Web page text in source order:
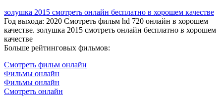
золушка 2015 смотреть онлайн бесплатно в хорошем качестве
Год выхода: 2020 Смотреть фильм hd 720 онлайн в хорошем
качестве. золушка 2015 смотреть онлайн бесплатно в хорошем
качестве
Больше рейтинговых фильмов:
Смотреть фильм онлайн
Фильмы онлайн
Фильмы онлайн
Смотреть онлайн